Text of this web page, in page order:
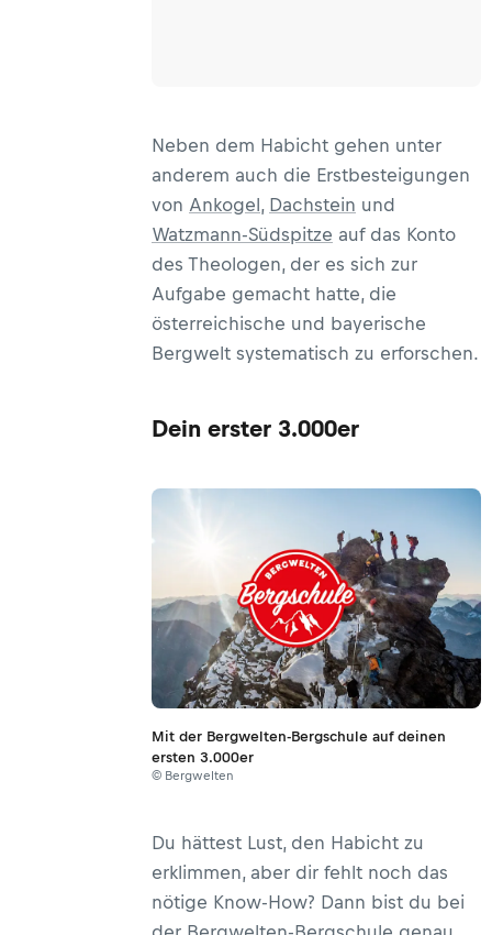
Neben dem Habicht gehen unter
anderem auch die Erstbesteigungen
von Ankogel, Dachstein und
Watzmann-Südspitze auf das Konto
des Theologen, der es sich zur
Aufgabe gemacht hatte, die
österreichische und bayerische
Bergwelt systematisch zu erforschen.
Dein erster 3.000er
Mit der Bergwelten-Bergschule auf deinen
ersten 3.000er
© Bergwelten
Du hättest Lust, den Habicht zu
erklimmen, aber dir fehlt noch das
nötige Know-How? Dann bist du bei